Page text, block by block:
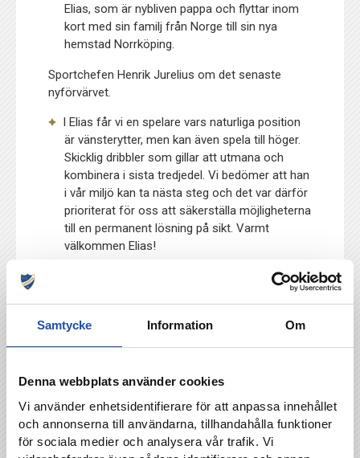
Samtycke Information Om
Denna webbplats använder cookies
Vi använder enhetsidentifierare för att anpassa innehållet
och annonserna till användarna, tillhandahålla funktioner
för sociala medier och analysera vår trafik. Vi
Elias, som är nybliven pappa och flyttar inom
kort med sin familj från Norge till sin nya
hemstad Norrköping.
Sportchefen Henrik Jurelius om det senaste
nyförvärvet.
I Elias får vi en spelare vars naturliga position
är vänsterytter, men kan även spela till höger.
Skicklig dribbler som gillar att utmana och
kombinera i sista tredjedel. Vi bedömer att han
i vår miljö kan ta nästa steg och det var därför
prioriterat för oss att säkerställa möjligheterna
till en permanent lösning på sikt. Varmt
välkommen Elias!
TILLBAKA